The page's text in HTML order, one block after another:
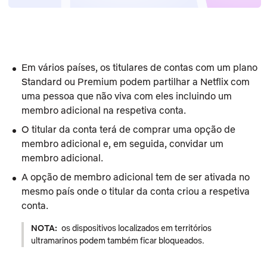
Em vários países, os titulares de contas com um plano
Standard ou Premium podem partilhar a Netflix com
uma pessoa que não viva com eles incluindo um
membro adicional na respetiva conta.
O titular da conta terá de comprar uma opção de
membro adicional e, em seguida, convidar um
membro adicional.
A opção de membro adicional tem de ser ativada no
mesmo país onde o titular da conta criou a respetiva
conta.
NOTA: os dispositivos localizados em territórios
ultramarinos podem também ficar bloqueados.